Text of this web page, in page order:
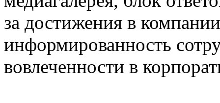
за достижения в
информированность
вовлеченности в